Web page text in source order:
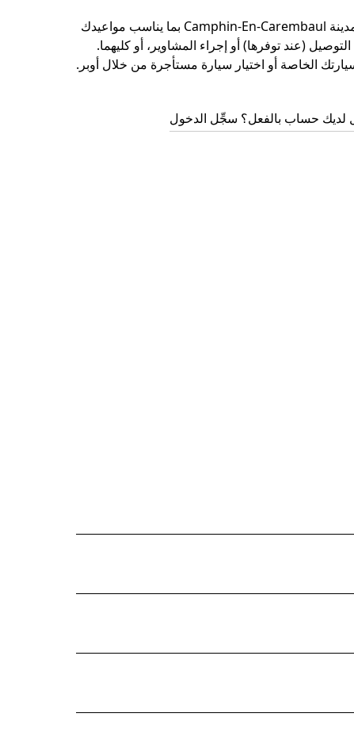
حقِّق الأرباح في مدينة Camphin-En-Carembaul بما يناسب مواعيدك
(عند توفرها) أو إجراء المشاوير، أو كليهما.
الخاصة أو اختيار سيارة مستأجرة من خلال أوبر.
لديك حساب بالفعل؟ سجِّل الدخول